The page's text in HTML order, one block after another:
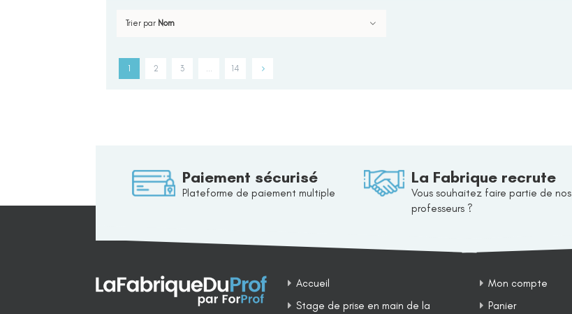
Trier par Nom
1 2 3 … 14
Paiement sécurisé
Plateforme de paiement multiple
La Fabrique recrute
Vous souhaitez faire partie de nos
professeurs ?
Accueil
Stage de prise en main de la
Mon compte
Panier